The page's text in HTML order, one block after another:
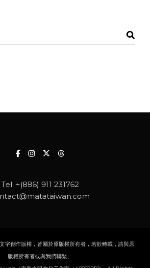
Tel: +(886) 911 231762
字創作版權，皆屬於原版權所有者，若欲轉載，請與原
版權所有者或與我們聯繫。